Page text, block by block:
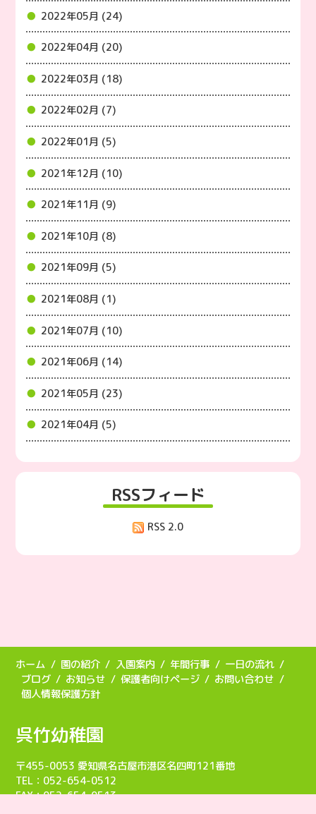
2022年05月 (24)
2022年04月 (20)
2022年03月 (18)
2022年02月 (7)
2022年01月 (5)
2021年12月 (10)
2021年11月 (9)
2021年10月 (8)
2021年09月 (5)
2021年08月 (1)
2021年07月 (10)
2021年06月 (14)
2021年05月 (23)
2021年04月 (5)
RSSフィード
RSS 2.0
ホーム 園の紹介 入園案内 年間行事
一日の流れ
ブログ
お知らせ 保護者向けページ
お問い合わせ
個人情報保護方針
呉竹幼稚園
〒455-0053 愛知県名古屋市港区名四町121番地
TEL：052-654-0512
FAX：052-654-0513